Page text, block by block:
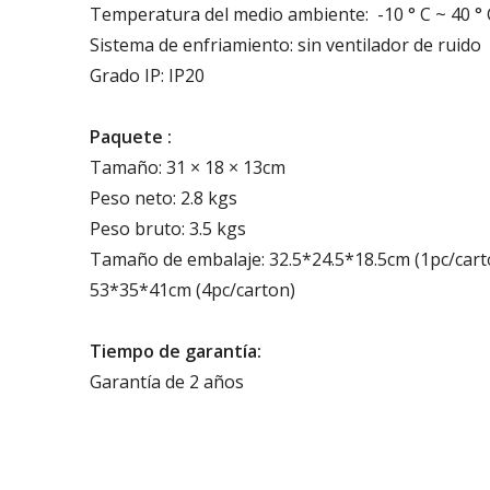
Temperatura del medio ambiente: -10 ° C ~ 40 °
Sistema de enfriamiento: sin ventilador de ruido
Grado IP: IP20
Paquete :
Tamaño: 31 × 18 × 13cm
Peso neto: 2.8 kgs
Peso bruto: 3.5 kgs
Tamaño de embalaje: 32.5*24.5*18.5cm (1pc/
53*35*41cm (4pc/carton)
Tiempo de garantía:
Garantía de 2 años